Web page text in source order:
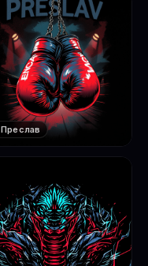
Преслав